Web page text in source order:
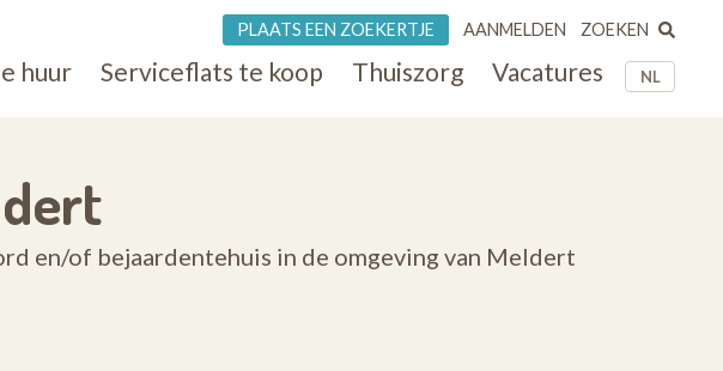
NL
huur Serviceflats te koop Thuiszorg Vacatures
PLAATS EEN ZOEKERTJE AANMELDEN ZOEKEN
en/of bejaardentehuis in de omgeving van Meldert